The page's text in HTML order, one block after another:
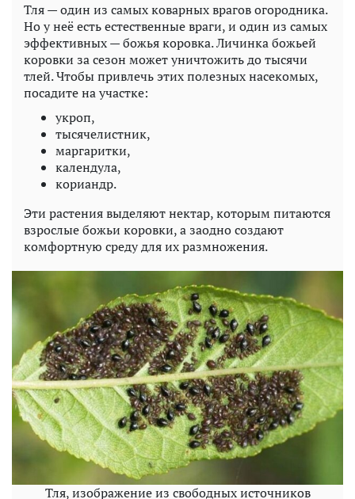
Тля — один из самых коварных врагов огородника.
Но у неё есть естественные враги, и один из самых
эффективных — божья коровка. Личинка божьей
коровки за сезон может уничтожить до тысячи
тлей. Чтобы привлечь этих полезных насекомых,
посадите на участке:
укроп,
тысячелистник,
маргаритки,
календула,
кориандр.
Эти растения выделяют нектар, которым питаются
взрослые божьи коровки, а заодно создают
комфортную среду для их размножения.
Тля, изображение из свободных источников